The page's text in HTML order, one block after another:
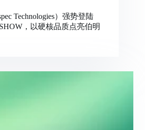
Technologies）强势登陆
，以硬核品质点亮伯明